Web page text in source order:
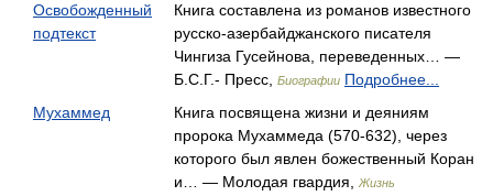
Освобожденный
подтекст
Книга составлена из романов известного
русско-азербайджанского писателя
Чингиза Гусейнова, переведенных… —
Б.С.Г.- Пресс,
Биографии Подробнее...
Мухаммед
Книга посвящена жизни и деяниям
пророка Мухаммеда (570-632), через
которого был явлен божественный Коран
и… — Молодая гвардия,
Жизнь